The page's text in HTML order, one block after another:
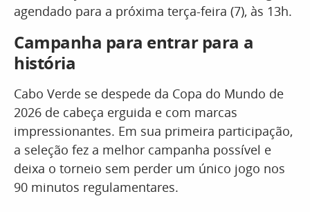
agendado para a próxima terça-feira (7), às 13h.
Campanha para entrar para a
história
Cabo Verde se despede da Copa do Mundo de
2026 de cabeça erguida e com marcas
impressionantes. Em sua primeira participação,
a seleção fez a melhor campanha possível e
deixa o torneio sem perder um único jogo nos
90 minutos regulamentares.